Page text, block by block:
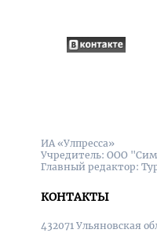
ИА «Улпресса»
Учредитель: ООО
Главный редактор:
КОНТАКТЫ
432071 Ульяновская